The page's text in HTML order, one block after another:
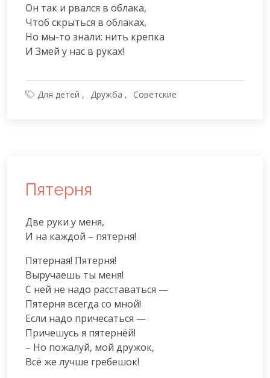
Он так и рвался в облака,
Чтоб скрыться в облаках,
Но мы-то знали: нить крепка
И Змей у нас в руках!
Для детей Дружба Советские
Пятерня
Две руки у меня,
И на каждой – пятерня!
Пятерная! Пятерня!
Выручаешь ты меня!
С ней не надо расставаться —
Пятерня всегда со мной!
Если надо причесаться —
Причешусь я пятернёй!
– Но пожалуй, мой дружок,
Всё же лучше гребешок!